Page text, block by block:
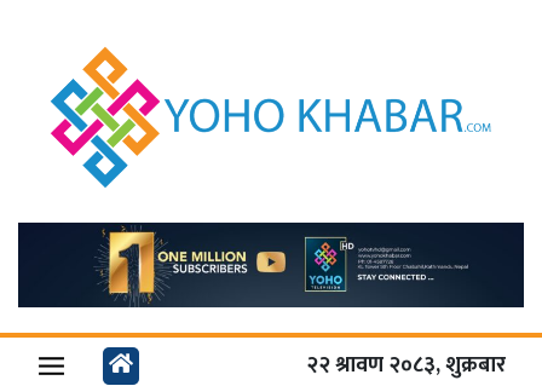
२२ श्रावण २०८३, शुक्रबार